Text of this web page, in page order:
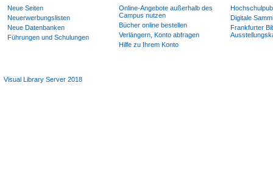
Neue Seiten
Neuerwerbungslisten
Neue Datenbanken
Führungen und Schulungen
Online-Angebote außerhalb des
Campus nutzen
Bücher online bestellen
Verlängern, Konto abfragen
Hilfe zu Ihrem Konto
Digitale
Frankfurter
Visual Library Server 2018